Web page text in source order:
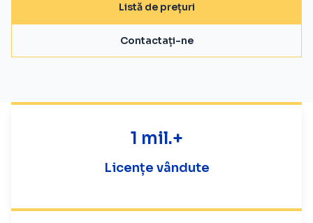
Listă de prețuri
Contactați-ne
1 mil.+
Licențe vândute